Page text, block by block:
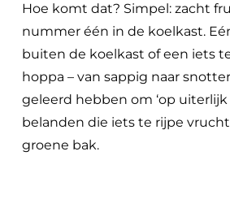
Hoe komt dat? Simpel: zacht
nummer één in de koelkast.
buiten de koelkast of een iets
hoppa – van sappig naar
geleerd hebben om ‘op uiterlijk
belanden die iets te rijpe
groene bak.